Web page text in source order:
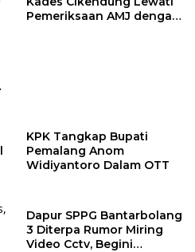
Pemeriksaan AMJ dengan
KPK Tangkap Bupati
Pemalang Anom
Widiyantoro Dalam OTT
Dapur SPPG Bantarbolang
3 Diterpa Rumor Miring
Video Cctv, Begini